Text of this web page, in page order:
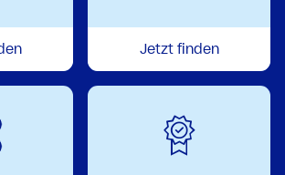
Jetzt finden